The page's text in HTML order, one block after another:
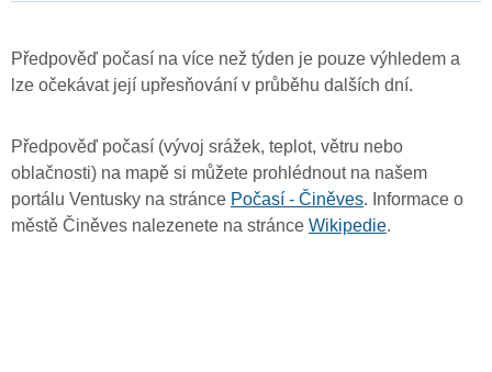
Předpověď počasí na více než týden je pouze výhledem a
lze očekávat její upřesňování v průběhu dalších dní.
Předpověď počasí (vývoj srážek, teplot, větru nebo
oblačnosti) na mapě si můžete prohlédnout na našem
portálu Ventusky na stránce Počasí - Činěves. Informace o
městě Činěves nalezenete na stránce Wikipedie.